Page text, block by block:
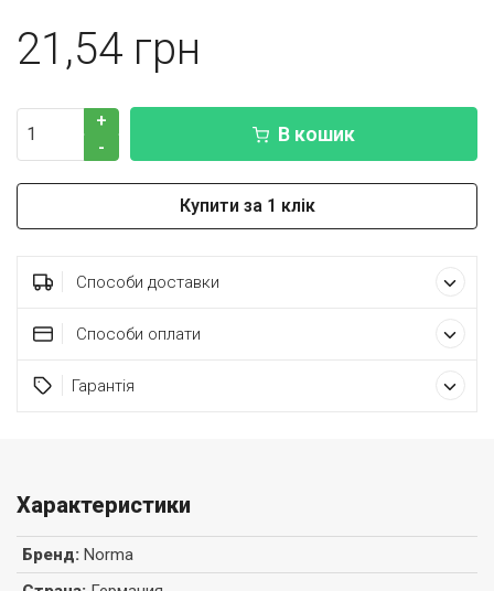
21,54
+
-
В кошик
Купити за 1 клік
Способи доставки
Способи оплати
Гарантія
Характеристики
Бренд: Norma